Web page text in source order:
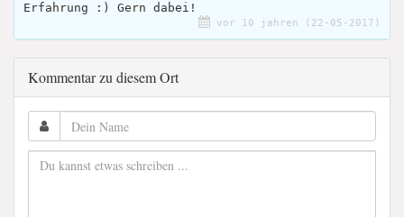
Erfahrung :) Gern dabei!
vor 10 jahren (22-05-2017)
Kommentar zu diesem Ort